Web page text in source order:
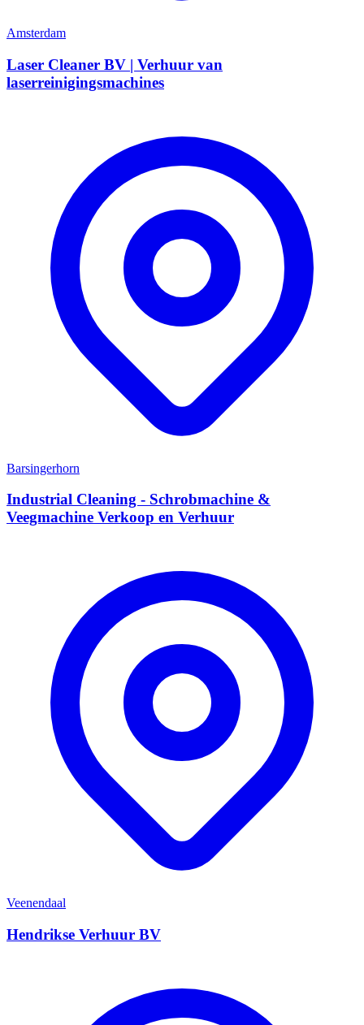
Amsterdam
Laser Cleaner BV | Verhuur van
laserreinigingsmachines
Barsingerhorn
Industrial Cleaning - Schrobmachine &
Veegmachine Verkoop en Verhuur
Veenendaal
Hendrikse Verhuur BV